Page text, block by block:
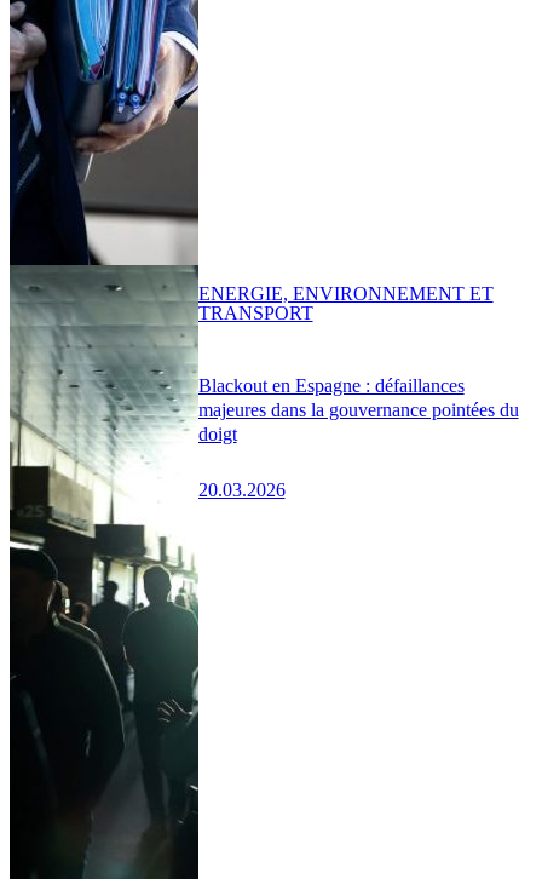
Blackout en Espagne : défaillances
majeures dans la gouvernance pointées du
doigt
20.03.2026
ENERGIE, ENVIRONNEMENT ET
TRANSPORT